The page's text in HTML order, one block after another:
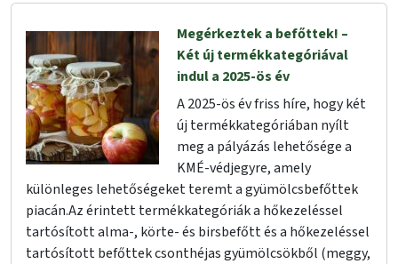
Megérkeztek a befőttek! –
Két új termékkategóriával
indul a 2025-ös év
A 2025-ös év friss híre, hogy két
új termékkategóriában nyílt
meg a pályázás lehetősége a
KMÉ-védjegyre, amely
különleges lehetőségeket teremt a gyümölcsbefőttek
piacán.Az érintett termékkategóriák a hőkezeléssel
tartósított alma-, körte- és birsbefőtt és a hőkezeléssel
tartósított befőttek csonthéjas gyümölcsökből (meggy,